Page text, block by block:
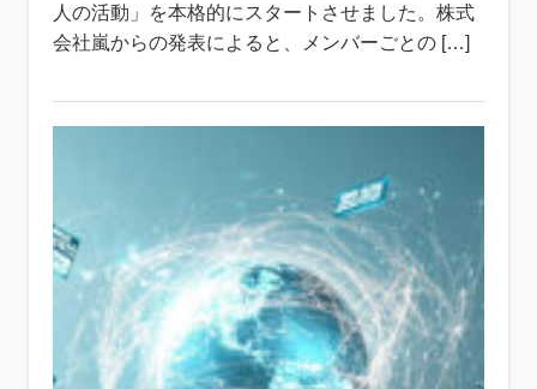
人の活動」を本格的にスタートさせました。株式
会社嵐からの発表によると、メンバーごとの […]